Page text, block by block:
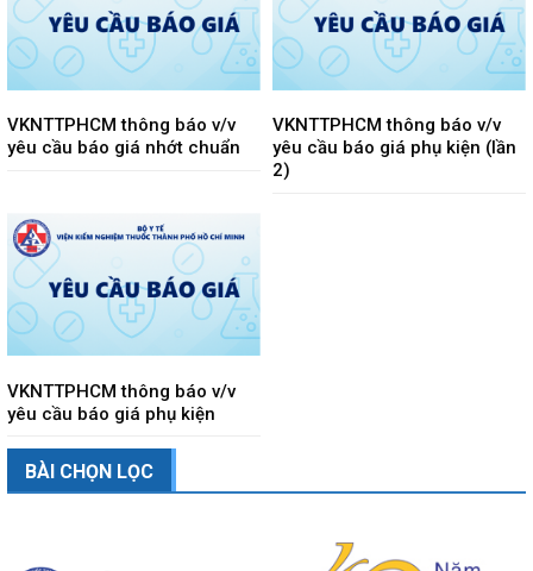
VKNTTPHCM thông báo v/v
yêu cầu báo giá nhớt chuẩn
VKNTTPHCM thông báo v/v
yêu cầu báo giá phụ kiện (lần
2)
VKNTTPHCM thông báo v/v
yêu cầu báo giá phụ kiện
BÀI CHỌN LỌC